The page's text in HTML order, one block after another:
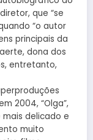
que “se
“o autor
principais da
dona dos
entretanto,
2004, “Olga”,
delicado e
muito